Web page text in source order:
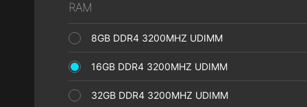
RAM
8GB DDR4 3200MHZ UDIMM
16GB DDR4 3200MHZ UDIMM
32GB DDR4 3200MHZ UDIMM